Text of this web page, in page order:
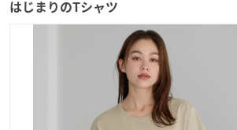
はじまりのTシャツ